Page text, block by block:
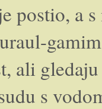
postio, a
ali
s